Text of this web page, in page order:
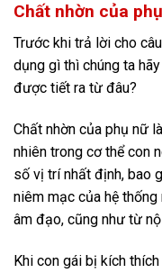
Chất nhờn của
Trước khi trả lời cho
dụng gì thì chúng ta
được tiết ra từ đâu?
Chất nhờn của phụ nữ
nhiên trong cơ thể con
số vị trí nhất định, bao
niêm mạc của hệ
âm đạo, cũng như từ
Khi con gái bị kích